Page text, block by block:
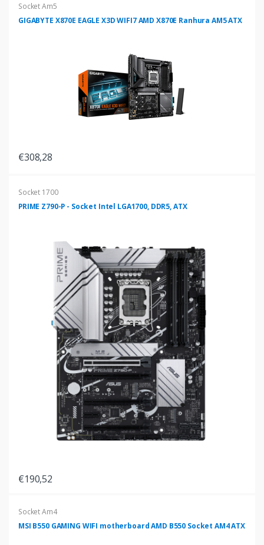
Socket Am5
GIGABYTE X870E EAGLE X3D WIFI7 AMD X870E Ranhura AM5 ATX
€308,28
Socket 1700
PRIME Z790-P - Socket Intel LGA1700, DDR5, ATX
€190,52
Socket Am4
MSI B550 GAMING WIFI motherboard AMD B550 Socket AM4 ATX